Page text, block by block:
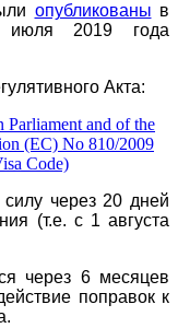
опубликованы в
2019 года
Акта:
Parliament and of the
(EC) No 810/2009
Code)
через 20 дней
(т.е. с 1 августа
через 6 месяцев
поправок к